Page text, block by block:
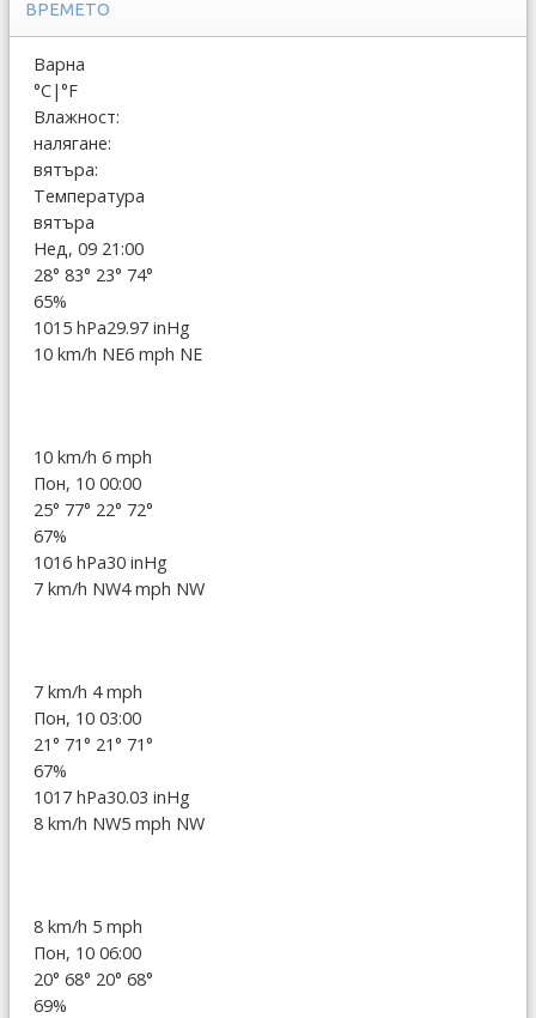
ВРЕМЕТО
Варна
°C|°F
Влажност:
налягане:
вятъра:
Температура
вятъра
Нед, 09 21:00
28° 83° 23° 74°
65%
1015 hPa29.97 inHg
10 km/h NE6 mph NE
10 km/h 6 mph
Пон, 10 00:00
25° 77° 22° 72°
67%
1016 hPa30 inHg
7 km/h NW4 mph NW
7 km/h 4 mph
Пон, 10 03:00
21° 71° 21° 71°
67%
1017 hPa30.03 inHg
8 km/h NW5 mph NW
8 km/h 5 mph
Пон, 10 06:00
20° 68° 20° 68°
69%